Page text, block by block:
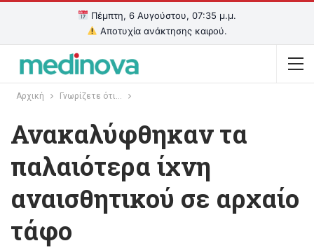
Πέμπτη, 6 Αυγούστου, 07:35 μ.μ.
Αποτυχία ανάκτησης καιρού.
Αρχική Γνωρίζετε ότι...
Ανακαλύφθηκαν τα
παλαιότερα ίχνη
αναισθητικού σε αρχαίο
τάφο